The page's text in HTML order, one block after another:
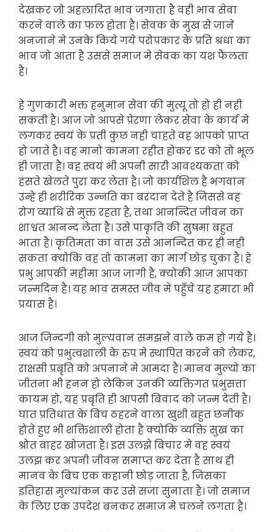
देखकर जो अहलादित भाव जगाता है वही भाव सेवा
करने वाले का फल होता है। सेवक के मुख से जाने
अनजाने मे उनके किये गये परोपकार के प्रति श्रधा का
भाव जो आता है उससे समाज मे सेवक का यश फैलता
है।
हे गुणकारी भक्त हनुमान सेवा की मुत्यू तो हो ही नही
सकती है। आज जो आपसे प्रेरणा लेकर सेवा के कार्य मे
लगकर स्वयं के प्रती कुछ नही चाहते वह आपको प्राप्त
हो जाते है। वह मानो कामना रहीत होकर डर को तो भूल
ही जाता है। वह स्वयं भी अपनी सारी आवश्यकता को
हंसते खेलते पुरा कर लेता है। जो कार्यशिल है भगवान
उन्हे ही शरीरिक उन्नति का बरदान देते है जिससे वह
रोग व्याधि से मुक्त रहता है, तथा आनन्दित जीवन का
शाश्वत आनन्द लेता है। उसे पाकृति की सुषमा बहुत
भाता है। कृतिमता का वास उसे आनन्दित कर ही नही
सकता क्योकि वह तो कामना का मार्ग छोड़ चुका है। हे
प्रभु आपकी महीमा आज जागी है, क्योकी आज आपका
जन्मदिन है। यह भाव समस्त जीव मे पहुँचे यह हमारा भी
प्रयास है।
आज जिन्दगी को मुल्यवान समझने वाले कम हो गये है।
स्वयं को प्रभुत्वशाली के रुप मे स्थापित करने को लेकर,
राक्षसी प्रबृति को अपनाने मे आमदा है। मानव मुल्यो का
जीतना भी हनन हो लेकिन उनकी व्यक्तिगत प्रभुसत्ता
कायम हो, यह प्रबृति ही आपसी बिवाद को जन्म देती है।
घात प्रतिधात के बिच ठहरने वाला खुशी बहुत छनीक
होते हुए भी शक्तिशाली होता है क्योकि व्यक्ति सुख का
श्रोत बाहर खोजता है। इस उलझे बिचार मे वह स्वयं
उलझ कर अपनी जीवन समाप्त कर देता है साथ ही
मानव के बिच एक कहानी छोड़ जाता है, जिसका
इतिहास मुल्यांकन कर उसे सजा सुनाता है। जो समाज
के लिए एक उपदेश बनकर समाज मे चलने लगता है।